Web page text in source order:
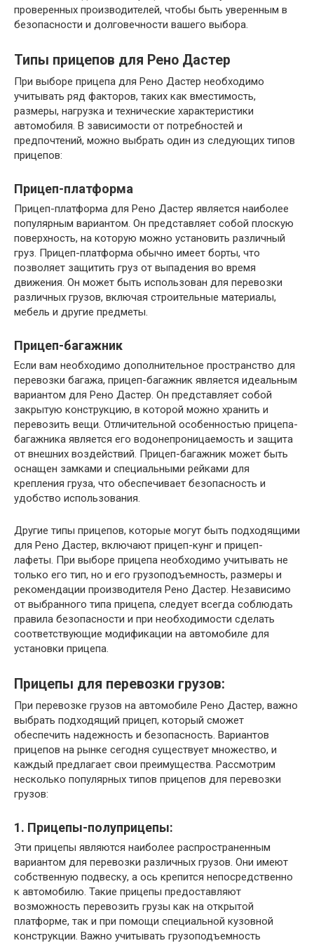
проверенных производителей, чтобы быть уверенным в
безопасности и долговечности вашего выбора.
Типы прицепов для Рено Дастер
При выборе прицепа для Рено Дастер необходимо
учитывать ряд факторов, таких как вместимость,
размеры, нагрузка и технические характеристики
автомобиля. В зависимости от потребностей и
предпочтений, можно выбрать один из следующих типов
прицепов:
Прицеп-платформа
Прицеп-платформа для Рено Дастер является наиболее
популярным вариантом. Он представляет собой плоскую
поверхность, на которую можно установить различный
груз. Прицеп-платформа обычно имеет борты, что
позволяет защитить груз от выпадения во время
движения. Он может быть использован для перевозки
различных грузов, включая строительные материалы,
мебель и другие предметы.
Прицеп-багажник
Если вам необходимо дополнительное пространство для
перевозки багажа, прицеп-багажник является идеальным
вариантом для Рено Дастер. Он представляет собой
закрытую конструкцию, в которой можно хранить и
перевозить вещи. Отличительной особенностью прицепа-
багажника является его водонепроницаемость и защита
от внешних воздействий. Прицеп-багажник может быть
оснащен замками и специальными рейками для
крепления груза, что обеспечивает безопасность и
удобство использования.
Другие типы прицепов, которые могут быть подходящими
для Рено Дастер, включают прицеп-кунг и прицеп-
лафеты. При выборе прицепа необходимо учитывать не
только его тип, но и его грузоподъемность, размеры и
рекомендации производителя Рено Дастер. Независимо
от выбранного типа прицепа, следует всегда соблюдать
правила безопасности и при необходимости сделать
соответствующие модификации на автомобиле для
установки прицепа.
Прицепы для перевозки грузов:
При перевозке грузов на автомобиле Рено Дастер, важно
выбрать подходящий прицеп, который сможет
обеспечить надежность и безопасность. Вариантов
прицепов на рынке сегодня существует множество, и
каждый предлагает свои преимущества. Рассмотрим
несколько популярных типов прицепов для перевозки
грузов:
1. Прицепы-полуприцепы:
Эти прицепы являются наиболее распространенным
вариантом для перевозки различных грузов. Они имеют
собственную подвеску, а ось крепится непосредственно
к автомобилю. Такие прицепы предоставляют
возможность перевозить грузы как на открытой
платформе, так и при помощи специальной кузовной
конструкции. Важно учитывать грузоподъемность